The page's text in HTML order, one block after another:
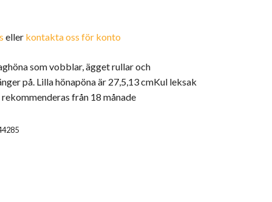
eller kontakta oss för konto
som vobblar, ägget rullar och
på. Lilla hönapöna är 27,5,13 cmKul leksak
från 18 månade